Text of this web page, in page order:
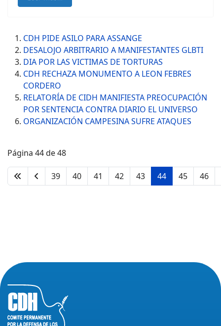
CDH PIDE ASILO PARA ASSANGE
DESALOJO ARBITRARIO A MANIFESTANTES GLBTI
DIA POR LAS VICTIMAS DE TORTURAS
CDH RECHAZA MONUMENTO A LEON FEBRES
CORDERO
RELATORÍA DE CIDH MANIFIESTA PREOCUPACIÓN
POR SENTENCIA CONTRA DIARIO EL UNIVERSO
ORGANIZACIÓN CAMPESINA SUFRE ATAQUES
Página 44 de 48
39 40 41 42 43 44 45 46